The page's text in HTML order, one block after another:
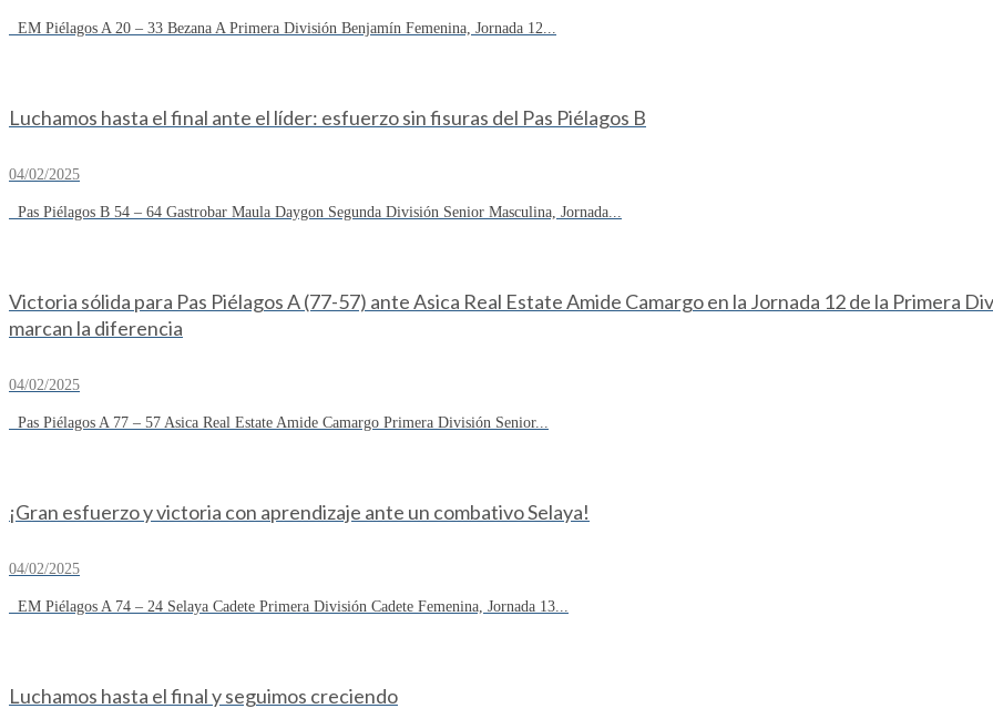
EM Piélagos A 20 – 33 Bezana A Primera División Benjamín Femenina, Jornada 12...
Luchamos hasta el final ante el líder: esfuerzo sin fisuras del Pas Piélagos B
04/02/2025
Pas Piélagos B 54 – 64 Gastrobar Maula Daygon Segunda División Senior Masculina, Jornada...
Victoria sólida para Pas Piélagos A (77-57) ante Asica Real Estate Amide Camargo en la Jornada 12 de la Primera
marcan la diferencia
04/02/2025
Pas Piélagos A 77 – 57 Asica Real Estate Amide Camargo Primera División Senior...
¡Gran esfuerzo y victoria con aprendizaje ante un combativo Selaya!
04/02/2025
EM Piélagos A 74 – 24 Selaya Cadete Primera División Cadete Femenina, Jornada 13...
Luchamos hasta el final y seguimos creciendo